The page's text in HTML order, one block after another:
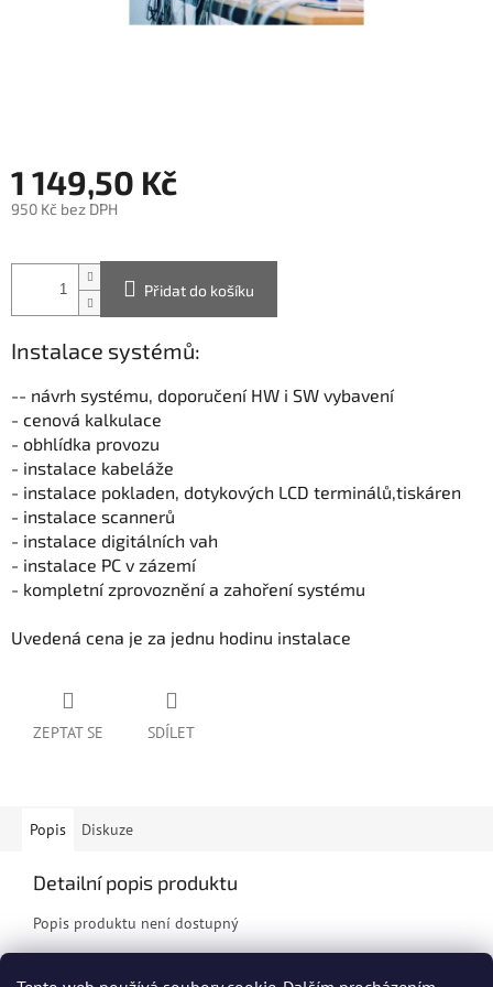
1 149,50 Kč
950 Kč bez DPH
cena:
Přidat do košíku
Instalace systémů:
-- návrh systému, doporučení HW i SW vybavení
- cenová kalkulace
- obhlídka provozu
- instalace kabeláže
- instalace pokladen, dotykových LCD terminálů,tiskáren
- instalace scannerů
- instalace digitálních vah
- instalace PC v zázemí
- kompletní zprovoznění a zahoření systému
Uvedená cena je za jednu hodinu instalace
ZEPTAT SE SDÍLET
Popis Diskuze
Detailní popis produktu
Popis produktu není dostupný